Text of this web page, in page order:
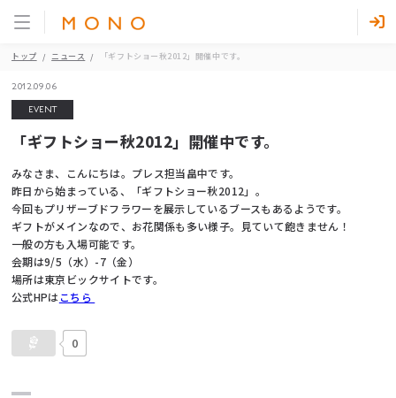
トップ ニュース 「ギフトショー秋2012」開催中です。
2012.09.06
EVENT
「ギフトショー秋2012」開催中です。
みなさま、こんにちは。プレス担当畠中です。
昨日から始まっている、「ギフトショー秋2012」。
今回もプリザーブドフラワーを展示しているブースもあるようです。
ギフトがメインなので、お花関係も多い様子。見ていて飽きません！
一般の方も入場可能です。
会期は9/5（水）-7（金）
場所は東京ビックサイトです。
公式HPはこちら
0